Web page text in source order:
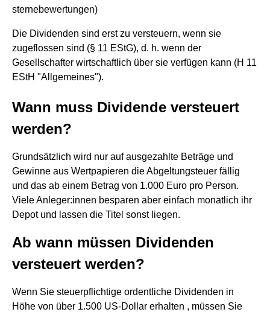
sternebewertungen)
Die Dividenden sind erst zu versteuern, wenn sie
zugeflossen sind (§ 11 EStG), d. h. wenn der
Gesellschafter wirtschaftlich über sie verfügen kann (H 11
EStH "Allgemeines").
Wann muss Dividende versteuert
werden?
Grundsätzlich wird nur auf ausgezahlte Beträge und
Gewinne aus Wertpapieren die Abgeltungsteuer fällig
und das ab einem Betrag von 1.000 Euro pro Person.
Viele Anleger:innen besparen aber einfach monatlich ihr
Depot und lassen die Titel sonst liegen.
Ab wann müssen Dividenden
versteuert werden?
Wenn Sie steuerpflichtige ordentliche Dividenden in
Höhe von über 1.500 US-Dollar erhalten , müssen Sie